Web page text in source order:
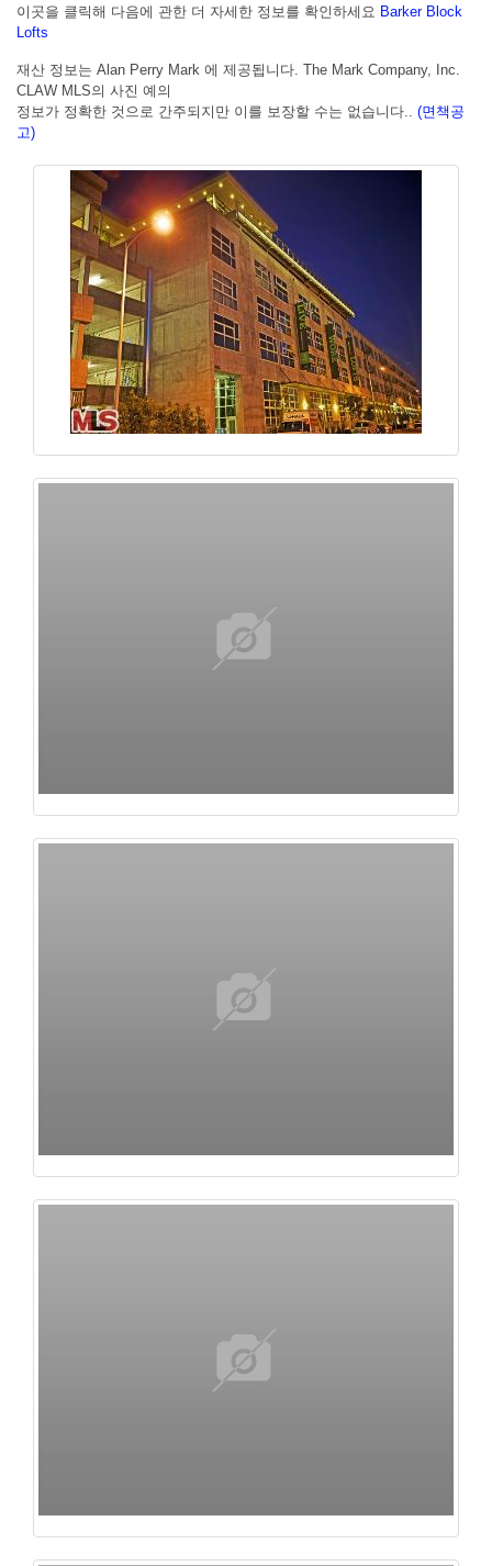
이곳을 클릭해 다음에 관한 더 자세한 정보를 확인하세요 Barker Block
Lofts
재산 정보는 Alan Perry Mark 에 제공됩니다. The Mark Company, Inc.
CLAW MLS의 사진 예의
정보가 정확한 것으로 간주되지만 이를 보장할 수는 없습니다.. (면책공
고)